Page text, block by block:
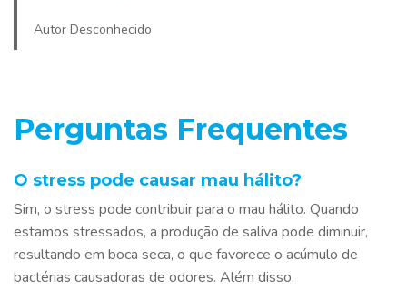
Autor Desconhecido
Perguntas Frequentes
O stress pode causar mau hálito?
Sim, o stress pode contribuir para o mau hálito. Quando
estamos stressados, a produção de saliva pode diminuir,
resultando em boca seca, o que favorece o acúmulo de
bactérias causadoras de odores. Além disso,